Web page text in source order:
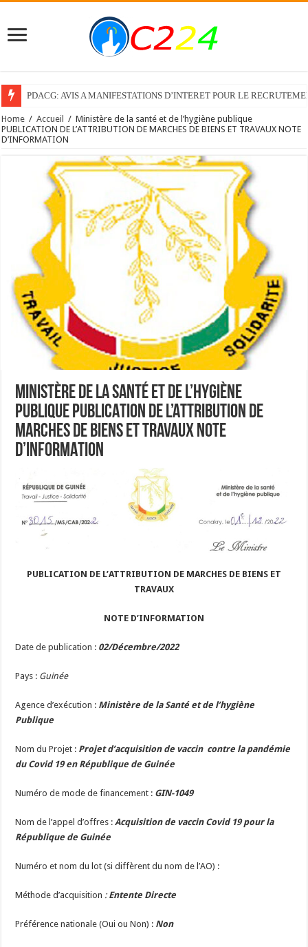
PDACG: AVIS A MANIFESTATIONS D’INTERET POUR LE
Home / Accueil / Ministère de la santé et de l’hygiène publique
PUBLICATION DE L’ATTRIBUTION DE MARCHES DE BIENS ET TRAVAUX NOTE
D’INFORMATION
Ministère de la santé et de l’hygiène
publique PUBLICATION DE L’ATTRIBUTION DE
MARCHES DE BIENS ET TRAVAUX NOTE
D’INFORMATION
PUBLICATION DE L’ATTRIBUTION DE MARCHES DE BIENS ET
TRAVAUX
NOTE D’INFORMATION
Date de publication : 02/Décembre/2022
Pays : Guinée
Agence d’exécution : Ministère de la Santé et de l’hygiène
Publique
Nom du Projet : Projet d’acquisition de vaccin contre la pandémie
du Covid 19 en République de Guinée
Numéro de mode de financement : GIN-1049
Nom de l’appel d’offres :Acquisition de vaccin Covid 19 pour la
République de Guinée
Numéro et nom du lot (si diffèrent du nom de l’AO) :
Méthode d’acquisition : Entente Directe
Préférence nationale (Oui ou Non) : Non